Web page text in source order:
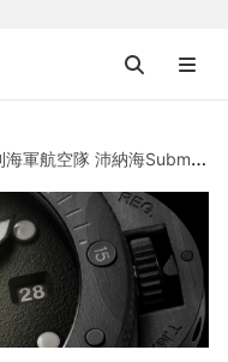
海Submersible Marina Militare PAM01697、PAM01698